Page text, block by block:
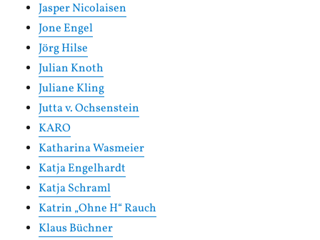
Jasper Nicolaisen
Jone Engel
Jörg Hilse
Julian Knoth
Juliane Kling
Jutta v. Ochsenstein
KARO
Katharina Wasmeier
Katja Engelhardt
Katja Schraml
Katrin „Ohne H“ Rauch
Klaus Büchner